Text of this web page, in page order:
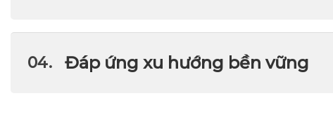
Đáp ứng xu hướng bền vững